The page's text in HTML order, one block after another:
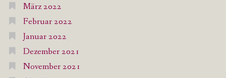
März 2022
Februar 2022
Januar 2022
Dezember 2021
November 2021